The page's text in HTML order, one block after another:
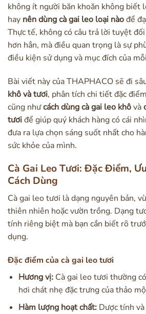
không ít người băn khoăn không biết
hay nên dùng cà gai leo loại nàođể
Thực tế, không có câu trả lời tuyệt
hơn hẳn, mà điều quan trọng là sự
điều kiện sử dụng và mục đích của
Bài viết này của THAPHACO sẽ đi
khô và tươi, phân tích chi tiết đặc
cũng nhưcách dùng cà gai leo khôvà
tươiđể giúp quý khách hàng có cái
đưa ra lựa chọn sáng suốt nhất cho
sức khỏe của mình.
Cà Gai Leo Tươi: Đặc Điểm,
Cách Dùng
Cà gai leo tươi là dạng nguyên bản,
thiên nhiên hoặc vườn trồng. Dạng
tính riêng biệt mà bạn cần biết rõ
dụng.
Đặc điểm của cà gai leo tươi
Hương vị:Cà gai leo tươi thường
hơi chát nhẹ đặc trưng của thảo
Hàm lượng hoạt chất:Dược tính và